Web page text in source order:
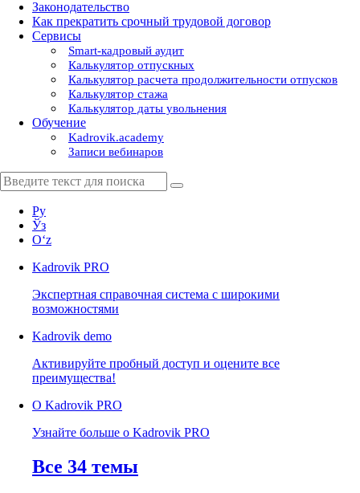
Законодательство
Как прекратить срочный трудовой договор
Сервисы
Smart-кадровый аудит
Калькулятор отпускных
Калькулятор расчета продолжительности отпусков
Калькулятор стажа
Калькулятор даты увольнения
Обучение
Kadrovik.academy
Записи вебинаров
Ру
Ўз
Oʻz
Kadrovik PRO
Экспертная справочная система с широкими
возможностями
Kadrovik demo
Активируйте пробный доступ и оцените все
преимущества!
О Kadrovik PRO
Узнайте больше о Kadrovik PRO
Все 34 темы